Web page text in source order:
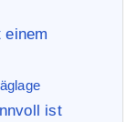
einem
ist